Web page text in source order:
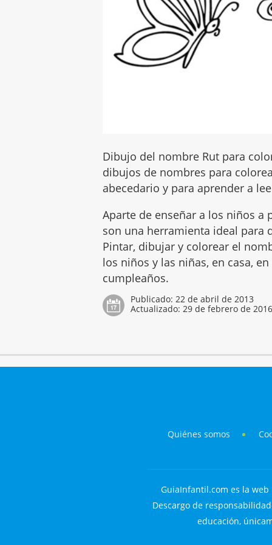
Dibujo del nombre Rut para
dibujos de nombres para
abecedario y para aprender a
Aparte de enseñar a los niños
son una herramienta ideal para
Pintar, dibujar y colorear el
los niños y las niñas, en casa,
cumpleaños.
Publicado:22 de abril de 2013
Actualizado:29 de febrero de
Quiénes somos
GuiaInfantil.com es la
Descargo de
educación,